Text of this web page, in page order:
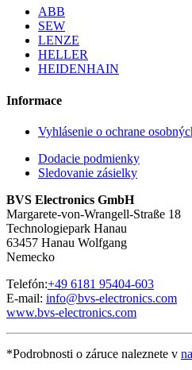
ABB
SEW
LENZE
HELLER
HEIDENHAIN
Informace
Vyhlásenie o ochrane
Dodacie podmienky
Sledovanie zásielky
BVS Electronics GmbH
Margarete-von-Wrangell-Straße 18
Technologiepark Hanau
63457 Hanau Wolfgang
Nemecko
Telefón:+49 6181 95404-603
E-mail: info@bvs-electronics.com
www.bvs-electronics.com
*Podrobnosti o záruce naleznete v